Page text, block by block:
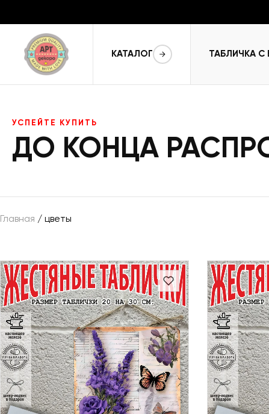
КАТАЛОГ ТАБЛИЧКА
УСПЕЙТЕ КУПИТЬ
ДО КОНЦА
Главная / цветы